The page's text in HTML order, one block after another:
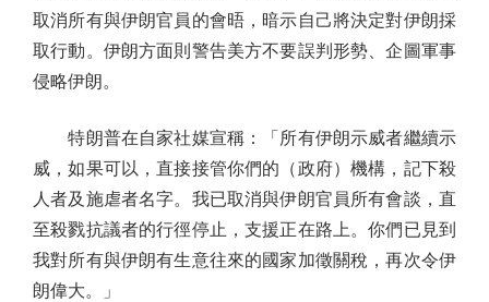
取消所有與伊朗官員的會晤，暗示自己將決定對伊朗採
取行動。伊朗方面則警告美方不要誤判形勢、企圖軍事
侵略伊朗。
特朗普在自家社媒宣稱：「所有伊朗示威者繼續示
威，如果可以，直接接管你們的（政府）機構，記下殺
人者及施虐者名字。我已取消與伊朗官員所有會談，直
至殺戮抗議者的行徑停止，支援正在路上。你們已見到
我對所有與伊朗有生意往來的國家加徵關稅，再次令伊
朗偉大。」